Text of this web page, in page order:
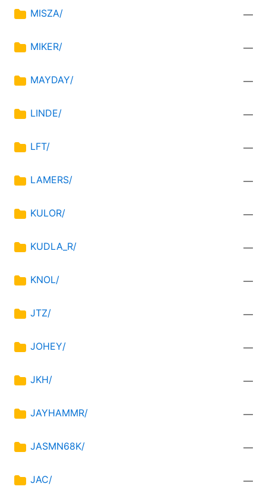
MISZA/ —
MIKER/ —
MAYDAY/ —
LINDE/ —
LFT/ —
LAMERS/ —
KULOR/ —
KUDLA_R/ —
KNOL/ —
JTZ/ —
JOHEY/ —
JKH/ —
JAYHAMMR/ —
JASMN68K/ —
JAC/ —